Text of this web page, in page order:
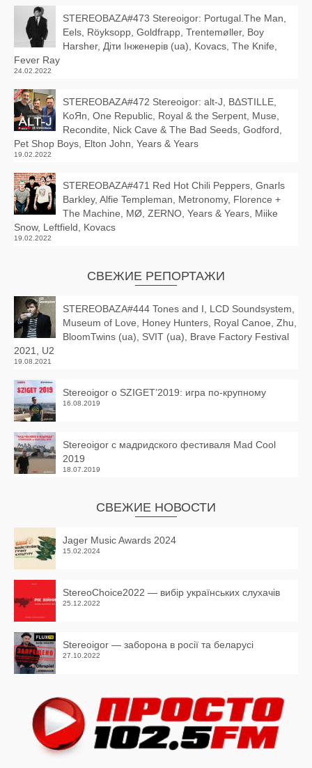
STEREOBAZA#473 Stereoigor: Portugal.The Man,
Eels, Röyksopp, Goldfrapp, Trentemøller, Boy
Harsher, Діти Інженерів (ua), Kovacs, The Knife,
Fever Ray
24.02.2022
STEREOBAZA#472 Stereoigor: alt‑J, BΔSTILLE,
KoЯn, One Republic, Royal & the Serpent, Muse,
Recondite, Nick Cave & The Bad Seeds, Godford,
Pet Shop Boys, Elton John, Years & Years
19.02.2022
STEREOBAZA#471 Red Hot Chili Peppers, Gnarls
Barkley, Alfie Templeman, Metronomy, Florence +
The Machine, MØ, ZERNO, Years & Years, Miike
Snow, Leftfield, Kovacs
19.02.2022
СВЕЖИЕ РЕПОРТАЖИ
STEREOBAZA#444 Tones and I, LCD Soundsystem,
Museum of Love, Honey Hunters, Royal Canoe, Zhu,
BloomTwins (ua), SVIT (ua), Brave Factory Festival
2021, U2
19.08.2021
Stereoigor о SZIGET’2019: игра по-крупному
16.08.2019
Stereoigor с мадридского фестиваля Mad Cool
2019
18.07.2019
СВЕЖИЕ НОВОСТИ
Jager Music Awards 2024
15.02.2024
StereoChoice2022 — вибір українських слухачів
25.12.2022
Stereoigor — заборона в росії та беларусі
27.10.2022